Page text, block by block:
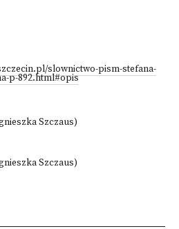
slownictwo-pism-stefana-
p-892.html#opis
Szczaus)
Szczaus)